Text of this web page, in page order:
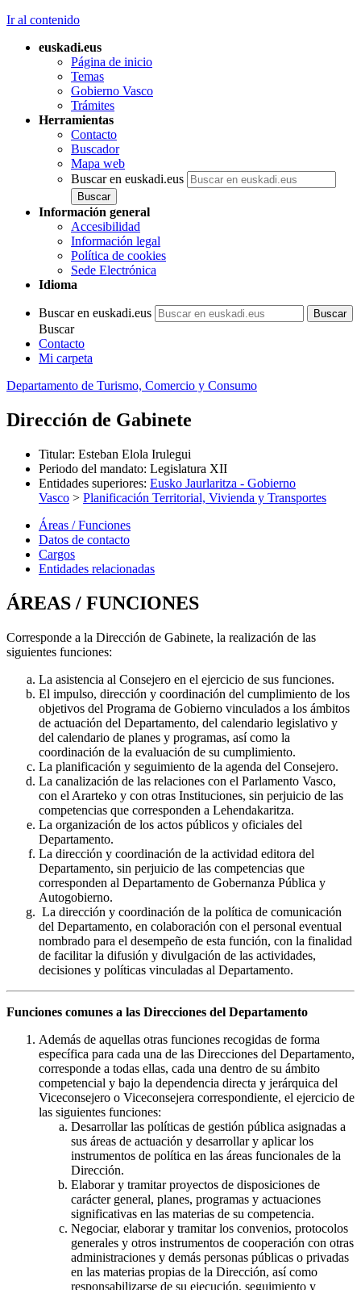
Ir al contenido
euskadi.eus
Página de inicio
Temas
Gobierno Vasco
Trámites
Herramientas
Contacto
Buscador
Mapa web
Buscar en euskadi.eus
Información general
Accesibilidad
Información legal
Política de cookies
Sede Electrónica
Idioma
Buscar en euskadi.eus
Buscar
Contacto
Mi carpeta
Departamento de Turismo, Comercio y Consumo
Dirección de Gabinete
Titular: Esteban Elola Irulegui
Periodo del mandato: Legislatura XII
Entidades superiores: Eusko Jaurlaritza - Gobierno
Vasco > Planificación Territorial, Vivienda y Transportes
Áreas / Funciones
Datos de contacto
Cargos
Entidades relacionadas
ÁREAS / FUNCIONES
Corresponde a la Dirección de Gabinete, la realización de las
siguientes funciones:
La asistencia al Consejero en el ejercicio de sus funciones.
El impulso, dirección y coordinación del cumplimiento de los
objetivos del Programa de Gobierno vinculados a los ámbitos
de actuación del Departamento, del calendario legislativo y
del calendario de planes y programas, así como la
coordinación de la evaluación de su cumplimiento.
La planificación y seguimiento de la agenda del Consejero.
La canalización de las relaciones con el Parlamento Vasco,
con el Ararteko y con otras Instituciones, sin perjuicio de las
competencias que corresponden a Lehendakaritza.
La organización de los actos públicos y oficiales del
Departamento.
La dirección y coordinación de la actividad editora del
Departamento, sin perjuicio de las competencias que
corresponden al Departamento de Gobernanza Pública y
Autogobierno.
La dirección y coordinación de la política de comunicación
del Departamento, en colaboración con el personal eventual
nombrado para el desempeño de esta función, con la finalidad
de facilitar la difusión y divulgación de las actividades,
decisiones y políticas vinculadas al Departamento.
Funciones comunes a las Direcciones del Departamento
Además de aquellas otras funciones recogidas de forma
específica para cada una de las Direcciones del Departamento,
corresponde a todas ellas, cada una dentro de su ámbito
competencial y bajo la dependencia directa y jerárquica del
Viceconsejero o Viceconsejera correspondiente, el ejercicio de
las siguientes funciones:
Desarrollar las políticas de gestión pública asignadas a
sus áreas de actuación y desarrollar y aplicar los
instrumentos de política en las áreas funcionales de la
Dirección.
Elaborar y tramitar proyectos de disposiciones de
carácter general, planes, programas y actuaciones
significativas en las materias de su competencia.
Negociar, elaborar y tramitar los convenios, protocolos
generales y otros instrumentos de cooperación con otras
administraciones y demás personas públicas o privadas
en las materias propias de la Dirección, así como
responsabilizarse de su ejecución, seguimiento y